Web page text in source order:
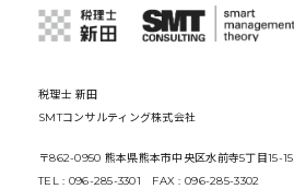
税理士 新田
SMTコンサルティング株式会社
〒862-0950 熊本県熊本市中央区水前寺5丁目15-15
TEL : 096-285-3301 FAX : 096-285-3302